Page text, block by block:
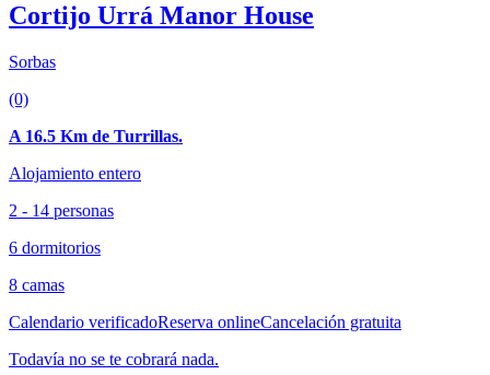
Cortijo Urrá Manor House
Sorbas
(0)
A 16.5 Km de Turrillas.
Alojamiento entero
2 - 14 personas
6 dormitorios
8 camas
Calendario verificadoReserva onlineCancelación gratuita
Todavía no se te cobrará nada.